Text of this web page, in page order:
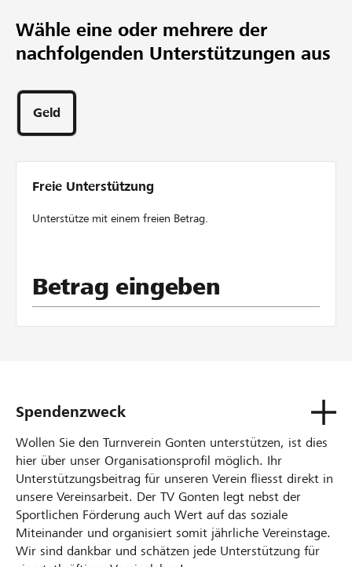
wird durch die Teilnahme an Jugendwettkämpfen und
Turnfesten gefördert.
Doch unser Verein steht nicht nur für Sport, sondern
Zusammenarbeit über Generationen hinweg machen
unseren TV zu einer vertrauensvoller Turnerfamilie. Hier
64
Unterstützungen
Wähle eine oder mehrere der
nachfolgenden Unterstützungen aus
Geld
Freie Unterstützung
Unterstütze mit einem freien Betrag.
Betrag eingeben
Spendenzweck
Wollen Sie den Turnverein Gonten unterstützen, ist dies
hier über unser Organisationsprofil möglich. Ihr
Unterstützungsbeitrag für unseren Verein fliesst direkt in
unsere Vereinsarbeit. Der TV Gonten legt nebst der
Sportlichen Förderung auch Wert auf das soziale
Miteinander und organisiert somit jährliche Vereinstage.
Wir sind dankbar und schätzen jede Unterstützung für